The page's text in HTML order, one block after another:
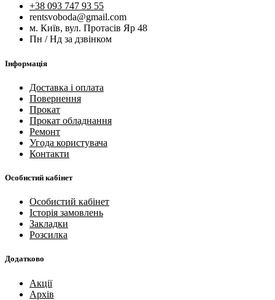
+38 093 747 93 55
rentsvoboda@gmail.com
м. Київ, вул. Протасів Яр 48
Пн / Нд за дзвінком
Інформація
Доставка і оплата
Повернення
Прокат
Прокат обладнання
Ремонт
Угода користувача
Контакти
Особистий кабінет
Особистий кабінет
Історія замовлень
Закладки
Розсилка
Додатково
Акції
Архів